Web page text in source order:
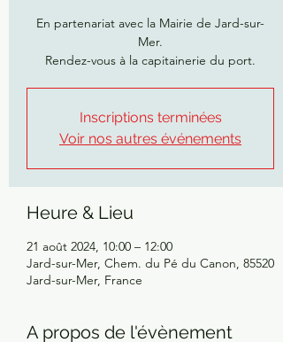
En partenariat avec la Mairie de Jard-sur-
Mer.
Rendez-vous à la capitainerie du port.
Inscriptions terminées
Voir nos autres événements
Heure & Lieu
21 août 2024, 10:00 – 12:00
Jard-sur-Mer, Chem. du Pé du Canon, 85520
Jard-sur-Mer, France
A propos de l'évènement